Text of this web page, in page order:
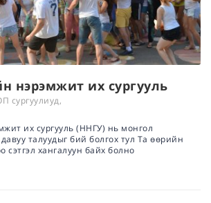
нэрэмжит их сургууль
сургуулиуд,
их сургууль (ННГУ) нь монгол
талуудыг бий болгох тул Та өөрийн
сэтгэл хангалуун байх болно